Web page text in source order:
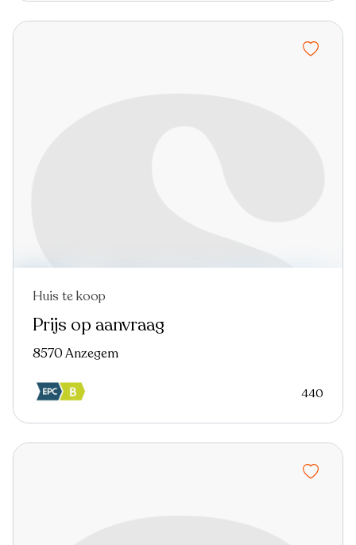
Huis te koop
Prijs op aanvraag
8570 Anzegem
440